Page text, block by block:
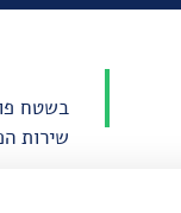
בשטח
שירות